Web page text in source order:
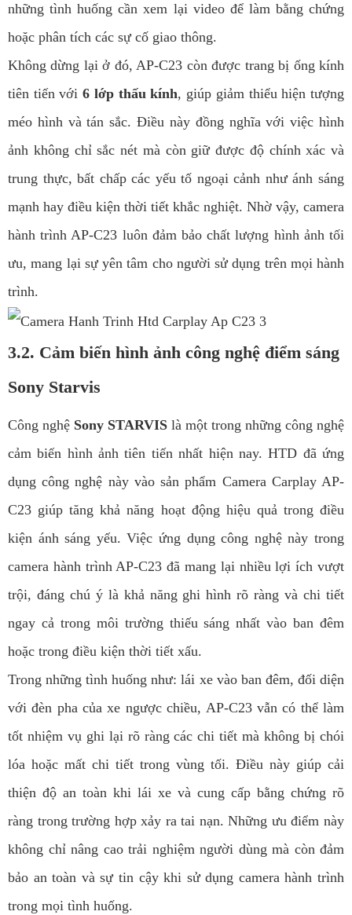
những tình huống cần xem lại video để làm bằng chứng
hoặc phân tích các sự cố giao thông.
Không dừng lại ở đó, AP-C23 còn được trang bị ống kính
tiên tiến với6 lớp thấu kính, giúp giảm thiểu hiện tượng
méo hình và tán sắc. Điều này đồng nghĩa với việc hình
ảnh không chỉ sắc nét mà còn giữ được độ chính xác và
trung thực, bất chấp các yếu tố ngoại cảnh như ánh sáng
mạnh hay điều kiện thời tiết khắc nghiệt. Nhờ vậy, camera
hành trình AP-C23 luôn đảm bảo chất lượng hình ảnh tối
ưu, mang lại sự yên tâm cho người sử dụng trên mọi hành
trình.
3.2. Cảm biến hình ảnh công nghệ điểm sáng
Sony Starvis
Công nghệ Sony STARVIS là một trong những công nghệ
cảm biến hình ảnh tiên tiến nhất hiện nay. HTD đã ứng
dụng công nghệ này vào sản phẩm Camera Carplay AP-
C23 giúp tăng khả năng hoạt động hiệu quả trong điều
kiện ánh sáng yếu. Việc ứng dụng công nghệ này trong
camera hành trình AP-C23 đã mang lại nhiều lợi ích vượt
trội, đáng chú ý là khả năng ghi hình rõ ràng và chi tiết
ngay cả trong môi trường thiếu sáng nhất vào ban đêm
hoặc trong điều kiện thời tiết xấu.
Trong những tình huống như: lái xe vào ban đêm, đối diện
với đèn pha của xe ngược chiều, AP-C23 vẫn có thể làm
tốt nhiệm vụ ghi lại rõ ràng các chi tiết mà không bị chói
lóa hoặc mất chi tiết trong vùng tối. Điều này giúp cải
thiện độ an toàn khi lái xe và cung cấp bằng chứng rõ
ràng trong trường hợp xảy ra tai nạn. Những ưu điểm này
không chỉ nâng cao trải nghiệm người dùng mà còn đảm
bảo an toàn và sự tin cậy khi sử dụng camera hành trình
trong mọi tình huống.